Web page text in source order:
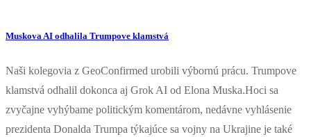
Muskova AI odhalila Trumpove klamstvá
Naši kolegovia z GeoConfirmed urobili výbornú prácu. Trumpove
klamstvá odhalil dokonca aj Grok AI od Elona Muska.Hoci sa
zvyčajne vyhýbame politickým komentárom, nedávne vyhlásenie
prezidenta Donalda Trumpa týkajúce sa vojny na Ukrajine je také